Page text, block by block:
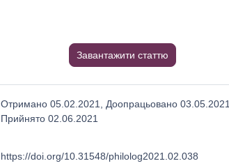
Завантажити статтю
Отримано 05.02.2021, Доопрацьовано 03.05.2021,
Прийнято 02.06.2021
https://doi.org/10.31548/philolog2021.02.038